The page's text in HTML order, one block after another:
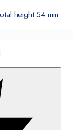
height 54 mm